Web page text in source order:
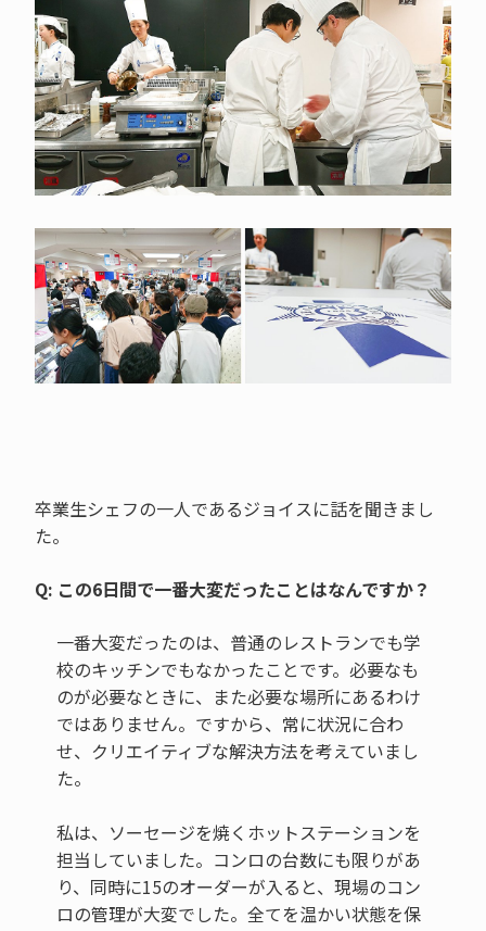
卒業生シェフの一人であるジョイスに話を聞きまし
た。
Q: この6日間で一番大変だったことはなんですか？
一番大変だったのは、普通のレストランでも学
校のキッチンでもなかったことです。必要なも
のが必要なときに、また必要な場所にあるわけ
ではありません。ですから、常に状況に合わ
せ、クリエイティブな解決方法を考えていまし
た。
私は、ソーセージを焼くホットステーションを
担当していました。コンロの台数にも限りがあ
り、同時に15のオーダーが入ると、現場のコン
ロの管理が大変でした。全てを温かい状態を保